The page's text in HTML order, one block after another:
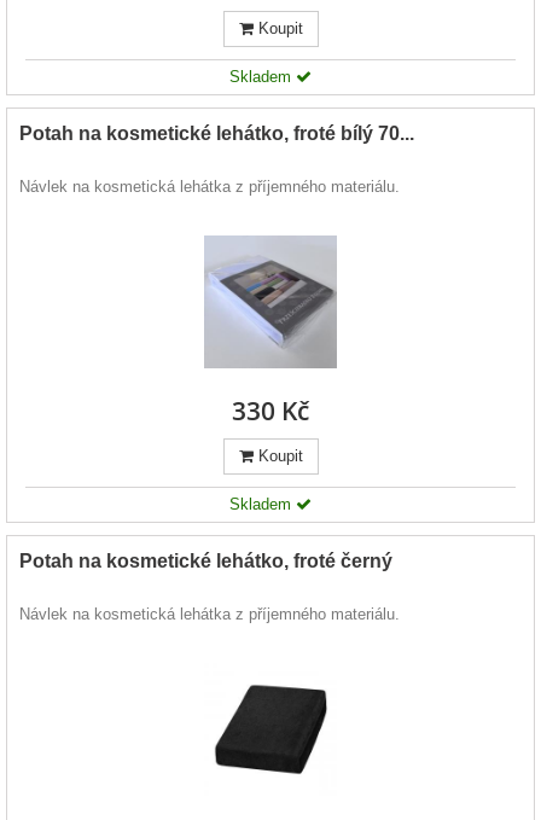
Koupit
Skladem
Potah na kosmetické lehátko, froté bílý 70...
Návlek na kosmetická lehátka z příjemného materiálu.
330 Kč
Koupit
Skladem
Potah na kosmetické lehátko, froté černý
Návlek na kosmetická lehátka z příjemného materiálu.